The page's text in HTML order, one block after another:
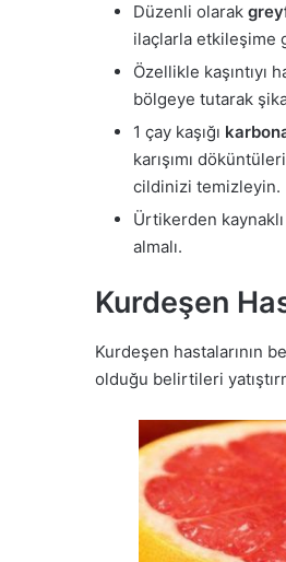
Düzenli olarak
ilaçlarla etkileşime
Özellikle kaşıntıyı
bölgeye tutarak
1 çay kaşığı
karışımı
cildinizi temizleyin.
Ürtikerden
almalı.
Kurdeşen
Kurdeşen hastalarının
olduğu belirtileri